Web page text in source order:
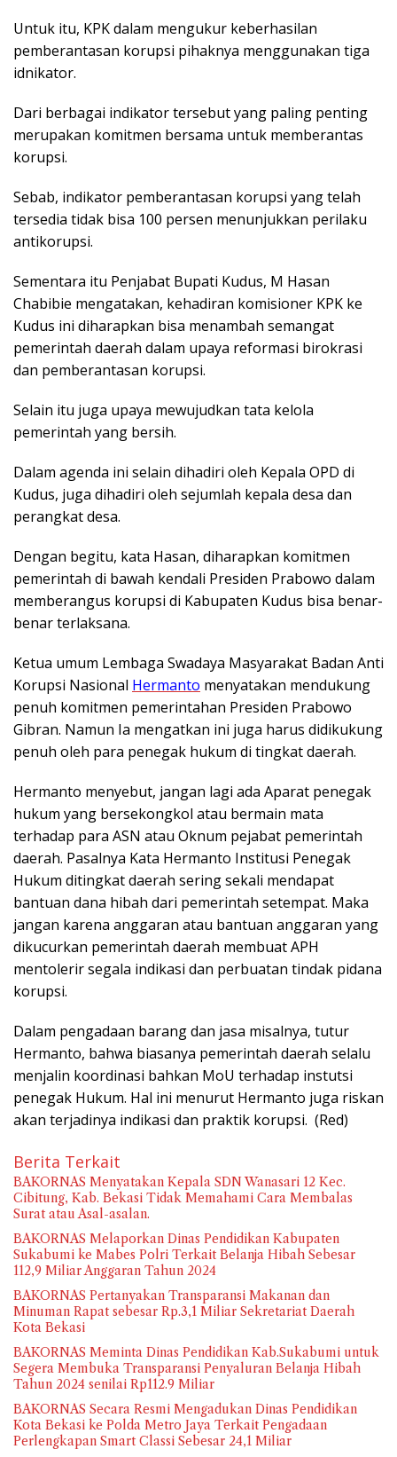
Untuk itu, KPK dalam mengukur keberhasilan
pemberantasan korupsi pihaknya menggunakan tiga
idnikator.
Dari berbagai indikator tersebut yang paling penting
merupakan komitmen bersama untuk memberantas
korupsi.
Sebab, indikator pemberantasan korupsi yang telah
tersedia tidak bisa 100 persen menunjukkan perilaku
antikorupsi.
Sementara itu Penjabat Bupati Kudus, M Hasan
Chabibie mengatakan, kehadiran komisioner KPK ke
Kudus ini diharapkan bisa menambah semangat
pemerintah daerah dalam upaya reformasi birokrasi
dan pemberantasan korupsi.
Selain itu juga upaya mewujudkan tata kelola
pemerintah yang bersih.
Dalam agenda ini selain dihadiri oleh Kepala OPD di
Kudus, juga dihadiri oleh sejumlah kepala desa dan
perangkat desa.
Dengan begitu, kata Hasan, diharapkan komitmen
pemerintah di bawah kendali Presiden Prabowo dalam
memberangus korupsi di Kabupaten Kudus bisa benar-
benar terlaksana.
Ketua umum Lembaga Swadaya Masyarakat Badan Anti
Korupsi Nasional Hermanto menyatakan mendukung
penuh komitmen pemerintahan Presiden Prabowo
Gibran. Namun Ia mengatkan ini juga harus didikukung
penuh oleh para penegak hukum di tingkat daerah.
Hermanto menyebut, jangan lagi ada Aparat penegak
hukum yang bersekongkol atau bermain mata
terhadap para ASN atau Oknum pejabat pemerintah
daerah. Pasalnya Kata Hermanto Institusi Penegak
Hukum ditingkat daerah sering sekali mendapat
bantuan dana hibah dari pemerintah setempat. Maka
jangan karena anggaran atau bantuan anggaran yang
dikucurkan pemerintah daerah membuat APH
mentolerir segala indikasi dan perbuatan tindak pidana
korupsi.
Dalam pengadaan barang dan jasa misalnya, tutur
Hermanto, bahwa biasanya pemerintah daerah selalu
menjalin koordinasi bahkan MoU terhadap instutsi
penegak Hukum. Hal ini menurut Hermanto juga riskan
akan terjadinya indikasi dan praktik korupsi. (Red)
Berita Terkait
BAKORNAS Menyatakan Kepala SDN Wanasari 12 Kec.
Cibitung, Kab. Bekasi Tidak Memahami Cara Membalas
Surat atau Asal-asalan.
BAKORNAS Melaporkan Dinas Pendidikan Kabupaten
Sukabumi ke Mabes Polri Terkait Belanja Hibah Sebesar
112,9 Miliar Anggaran Tahun 2024
BAKORNAS Pertanyakan Transparansi Makanan dan
Minuman Rapat sebesar Rp.3,1 Miliar Sekretariat Daerah
Kota Bekasi
BAKORNAS Meminta Dinas Pendidikan Kab.Sukabumi untuk
Segera Membuka Transparansi Penyaluran Belanja Hibah
Tahun 2024 senilai Rp112.9 Miliar
BAKORNAS Secara Resmi Mengadukan Dinas Pendidikan
Kota Bekasi ke Polda Metro Jaya Terkait Pengadaan
Perlengkapan Smart Classi Sebesar 24,1 Miliar